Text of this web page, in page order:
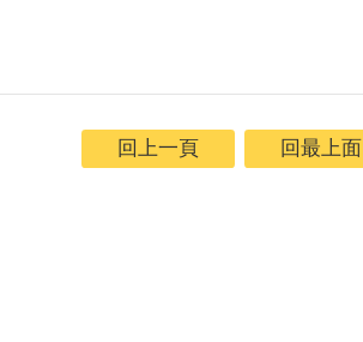
回上一頁 回最上面